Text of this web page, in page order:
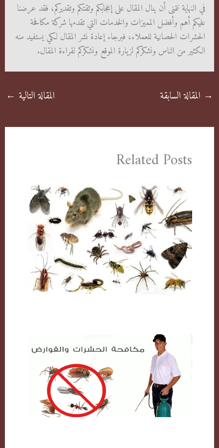
في النهاية نتمنى أن ينال المقال على إعجابكم وثقتكم وتقديركم، فقد عرضنا
عليكم أهم وأفضل المميزات والخدمات التي تقدمها شركة مكافحة
الحشرات الحصانية للعملاء، فبرجاء إعادة نشر المقال لكي يستفيد منه
الكثير من الناس ونشكركم لزيارة الموقع ونشكركم لقراءة المقال.
→ المقالة السابقة المقالة التالية ←
Related Posts